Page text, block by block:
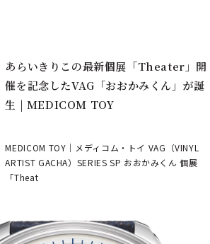
あらいきりこの最新個展「Theater」開
催を記念したVAG「おおかみくん」が誕
生 | MEDICOM TOY
MEDICOM TOY｜メディコム・トイ VAG（VINYL
ARTIST GACHA）SERIES SP おおかみくん 個展
「Theat